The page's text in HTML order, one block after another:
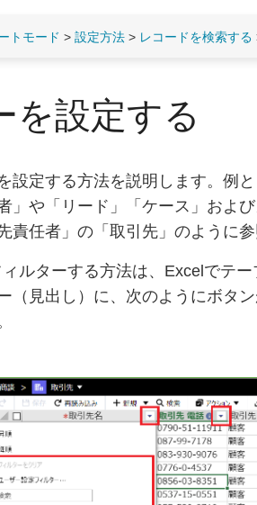
トモード >設定方法 > レコードを検索する
を設定する
設定する方法を説明します。例
」や「リード」「ケース」およ
責任者」の「取引先」のように
ルターする方法は、Excelでテ
（見出し）に、次のようにボタ